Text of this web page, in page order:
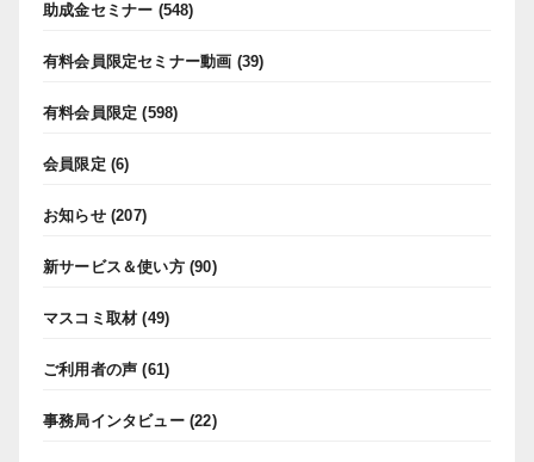
助成金セミナー (548)
有料会員限定セミナー動画 (39)
有料会員限定 (598)
会員限定 (6)
お知らせ(207)
新サービス＆使い方(90)
マスコミ取材 (49)
ご利用者の声 (61)
事務局インタビュー(22)